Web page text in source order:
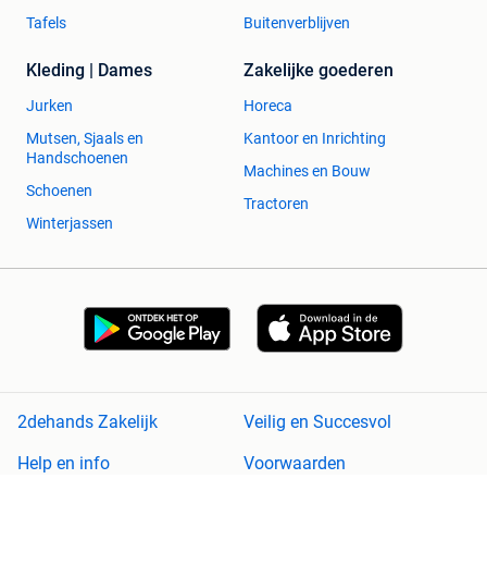
Tafels
Buitenverblijven
Kleding | Dames
Jurken
Mutsen, Sjaals en
Handschoenen
Schoenen
Winterjassen
Zakelijke goederen
Horeca
Kantoor en Inrichting
Machines en Bouw
Tractoren
2dehands Zakelijk
Veilig en Succesvol
Help en info
Voorwaarden